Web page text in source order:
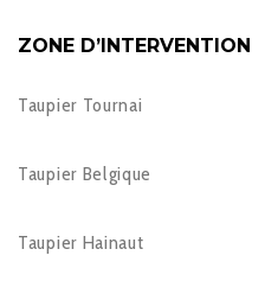
ZONE D’INTERVENTION
Taupier Tournai
Taupier Belgique
Taupier Hainaut